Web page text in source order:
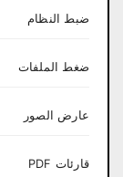
ضبط النظام
ضغط الملفات
عارض الصور
قارئات PDF